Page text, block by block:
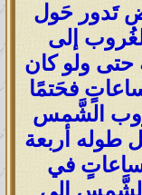
تَدور حَول
مِن الغُروب إلى
ولو كان
ساعاتٍ فحَتمًا
الشَّمس
طوله أربعة
ساعاتٍ في